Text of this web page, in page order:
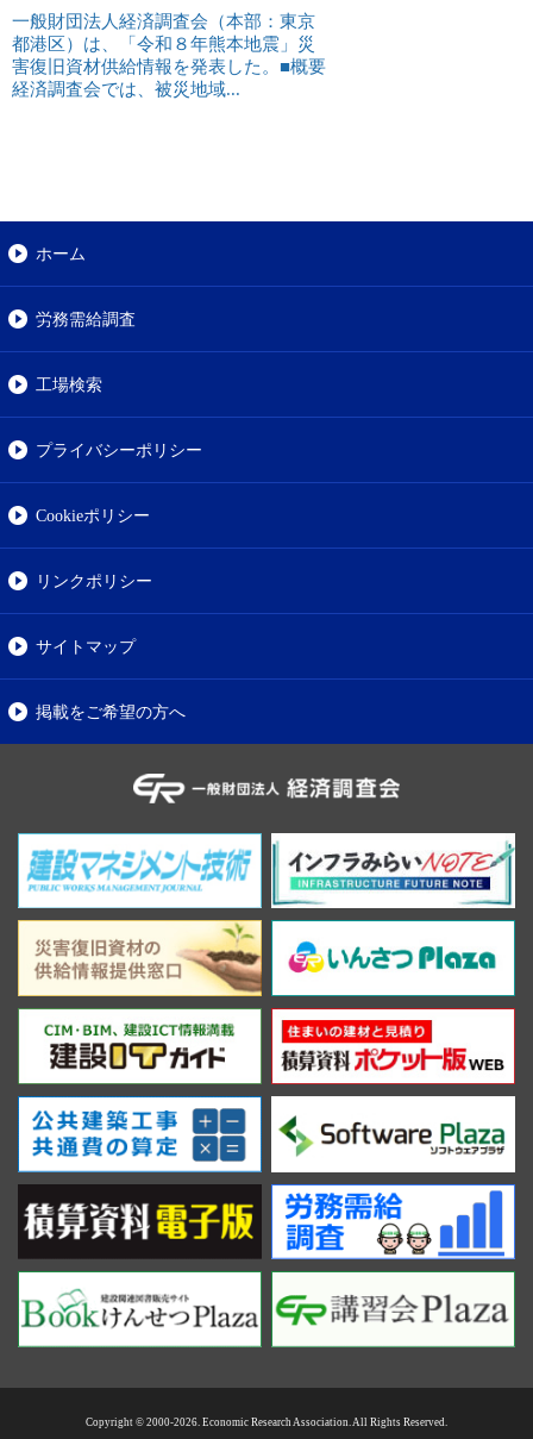
一般財団法人経済調査会（本部：東京
都港区）は、「令和８年熊本地震」災
害復旧資材供給情報を発表した。■概要
経済調査会では、被災地域...
ホーム
労務需給調査
工場検索
プライバシーポリシー
Cookieポリシー
リンクポリシー
サイトマップ
掲載をご希望の方へ
Copyright © 2000-2026. Economic Research Association. All Rights Reserved.